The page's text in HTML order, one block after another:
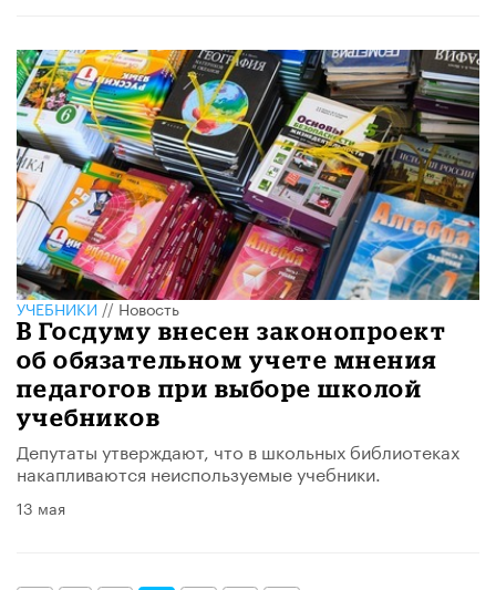
УЧЕБНИКИ//Новость
В Госдуму внесен законопроект
об обязательном учете мнения
педагогов при выборе школой
учебников
Депутаты утверждают, что в школьных библиотеках
накапливаются неиспользуемые учебники.
13 мая